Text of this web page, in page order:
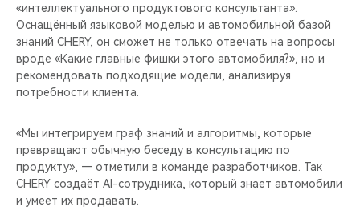
«интеллектуального продуктового консультанта».
Оснащённый языковой моделью и автомобильной базой
знаний CHERY, он сможет не только отвечать на вопросы
вроде «Какие главные фишки этого автомобиля?», но и
рекомендовать подходящие модели, анализируя
потребности клиента.
«Мы интегрируем граф знаний и алгоритмы, которые
превращают обычную беседу в консультацию по
продукту», — отметили в команде разработчиков. Так
CHERY создаёт AI-сотрудника, который знает автомобили
и умеет их продавать.